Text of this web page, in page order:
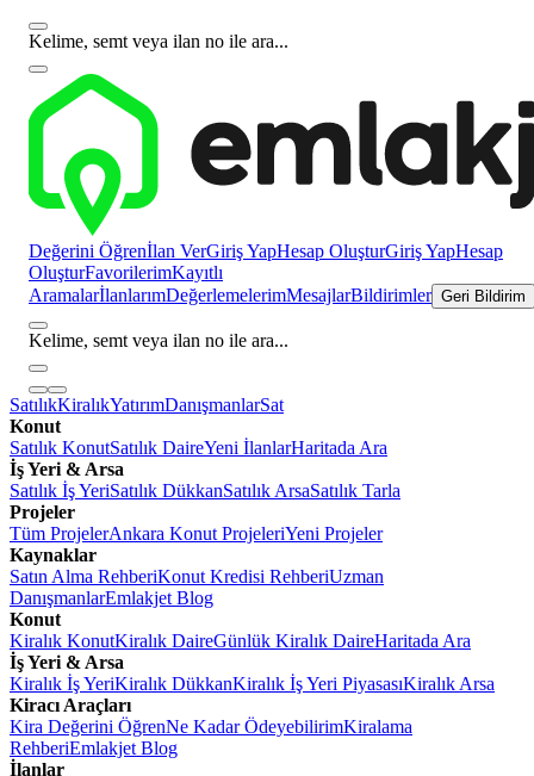
Kelime, semt veya ilan no ile ara...
Değerini Öğrenİlan VerGiriş YapHesap OluşturGiriş YapHesap
OluşturFavorilerimKayıtlı
AramalarİlanlarımDeğerlemelerimMesajlarBildirimler Geri Bildirim
Kelime, semt veya ilan no ile ara...
SatılıkKiralıkYatırımDanışmanlarSat
Konut
Satılık KonutSatılık DaireYeni İlanlarHaritada Ara
İş Yeri & Arsa
Satılık İş YeriSatılık DükkanSatılık ArsaSatılık Tarla
Projeler
Tüm ProjelerAnkara Konut ProjeleriYeni Projeler
Kaynaklar
Satın Alma RehberiKonut Kredisi RehberiUzman
DanışmanlarEmlakjet Blog
Konut
Kiralık KonutKiralık DaireGünlük Kiralık DaireHaritada Ara
İş Yeri & Arsa
Kiralık İş YeriKiralık DükkanKiralık İş Yeri PiyasasıKiralık Arsa
Kiracı Araçları
Kira Değerini ÖğrenNe Kadar ÖdeyebilirimKiralama
RehberiEmlakjet Blog
İlanlar